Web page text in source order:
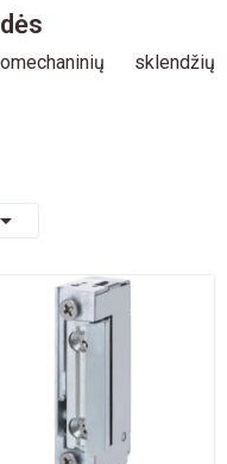
sklendžių
